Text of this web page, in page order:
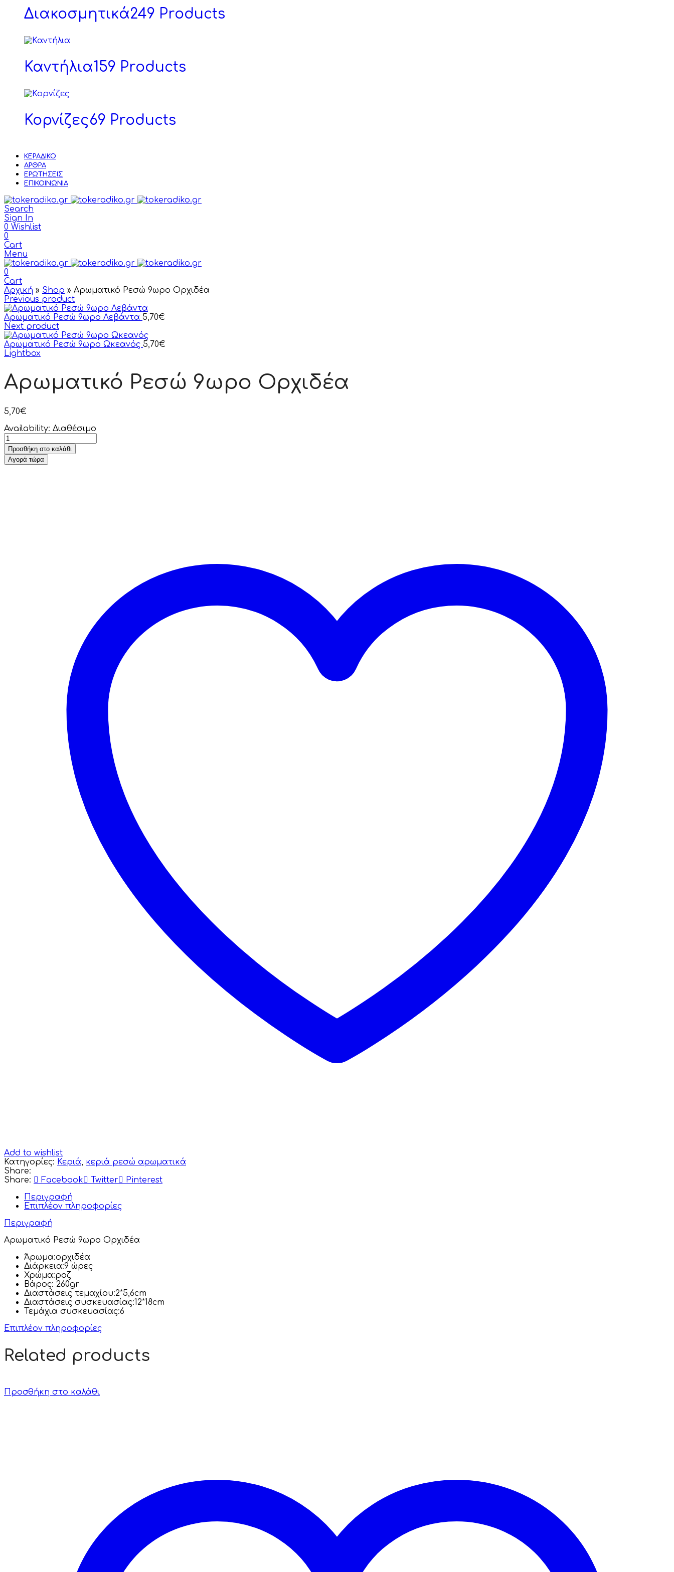
Διακοσμητικά249 Products
Καντήλια159 Products
Κορνίζες69 Products
ΚΕΡΆΔΙΚΟ
ΆΡΘΡΑ
ΕΡΩΤΉΣΕΙΣ
ΕΠΙΚΟΙΝΩΝΊΑ
Search
Sign In
0 Wishlist
0
Cart
Menu
0
Cart
Αρχική » Shop » Αρωματικό Ρεσώ 9ωρο Ορχιδέα
Previous product
Αρωματικό Ρεσώ 9ωρο Λεβάντα 5,70€
Next product
Αρωματικό Ρεσώ 9ωρο Ωκεανός 5,70€
Lightbox
Αρωματικό Ρεσώ 9ωρο Ορχιδέα
5,70€
Availability: Διαθέσιμο
Προσθήκη στο καλάθι
Αγορά τώρα
Add to wishlist
Κατηγορίες: Κεριά
κεριά ρεσώ αρωματικά
Share:
Share:
Facebook Twitter
Pinterest
Περιγραφή
Επιπλέον πληροφορίες
Περιγραφή
Αρωματικό Ρεσώ 9ωρο Ορχιδέα
Άρωμα:ορχιδέα
Διάρκεια:9 ώρες
Χρώμα:ροζ
Βάρος: 260gr
Διαστάσεις τεμαχίου:2*5,6cm
Διαστάσεις συσκευασίας:12*18cm
Τεμάχια συσκευασίας:6
Επιπλέον πληροφορίες
Related products
Προσθήκη στο καλάθι